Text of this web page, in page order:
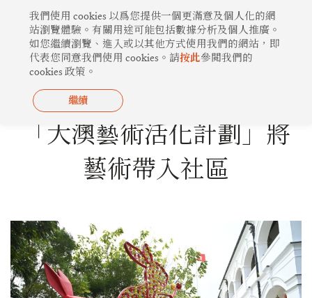
「大澳藝術活化計劃」將
藝術帶入社區
我們使用 cookies 以爲您提供一個更滿意及個人化的網
站瀏覽體驗。有關用途可能包括數據分析及個人推廣。
如您繼續瀏覽、進入或以其他方式使用我們的網站，即
代表您同意我們使用 cookies。請按此參閲我們的
cookies 政策。
繼續